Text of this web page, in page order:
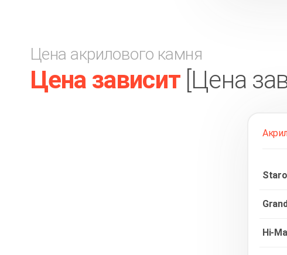
Цена акрилового камня
Цена зависит[Цена
Hi-